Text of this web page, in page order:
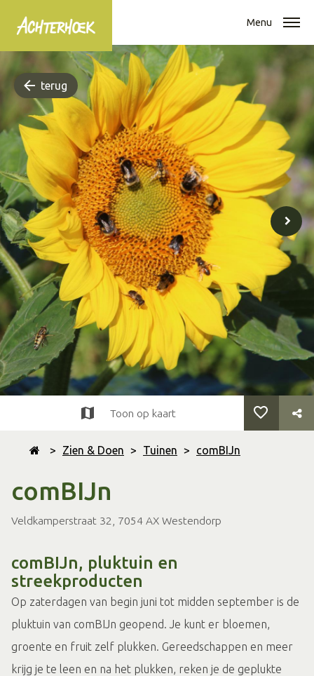
Menu
terug
> Zien & Doen > Tuinen > comBIJn
comBIJn
Veldkamperstraat 32, 7054 AX Westendorp
Toon op kaart
comBIJn, pluktuin en
streekproducten
Op zaterdagen van begin juni tot midden september is de
pluktuin van comBIJn geopend. Je kunt er bloemen,
groente en fruit zelf plukken. Gereedschappen en meer
krijg je te leen en na het plukken, reken je de geplukte